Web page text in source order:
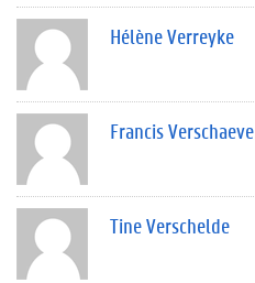
Hélène Verreyke
Francis Verschaeve
Tine Verschelde